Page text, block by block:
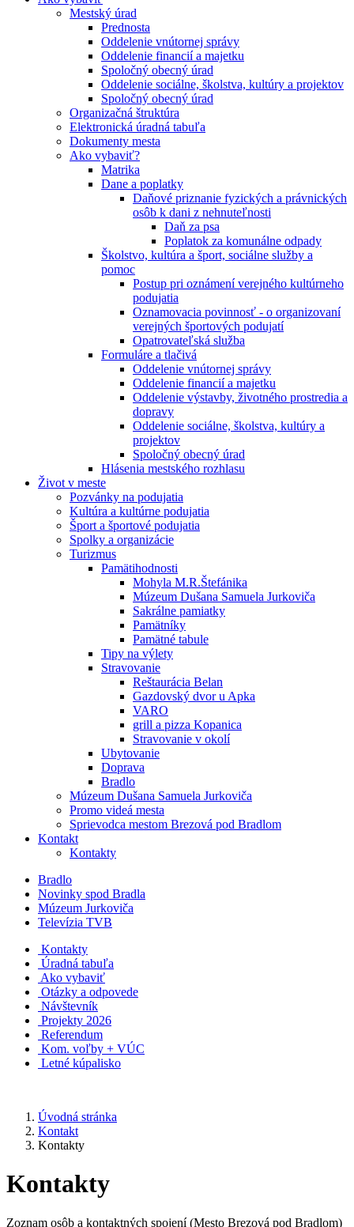
Mestský úrad
Prednosta
Oddelenie vnútornej správy
Oddelenie financií a majetku
Spoločný obecný úrad
Oddelenie sociálne, školstva, kultúry a projektov
Spoločný obecný úrad
Organizačná štruktúra
Elektronická úradná tabuľa
Dokumenty mesta
Ako vybaviť?
Matrika
Dane a poplatky
Daňové priznanie fyzických a právnických
osôb k dani z nehnuteľnosti
Daň za psa
Poplatok za komunálne odpady
Školstvo, kultúra a šport, sociálne služby a
pomoc
Postup pri oznámení verejného kultúrneho
podujatia
Oznamovacia povinnosť - o organizovaní
verejných športových podujatí
Opatrovateľská služba
Formuláre a tlačivá
Oddelenie vnútornej správy
Oddelenie financií a majetku
Oddelenie výstavby, životného prostredia a
dopravy
Oddelenie sociálne, školstva, kultúry a
projektov
Spoločný obecný úrad
Hlásenia mestského rozhlasu
Život v meste
Pozvánky na podujatia
Kultúra a kultúrne podujatia
Šport a športové podujatia
Spolky a organizácie
Turizmus
Pamätihodnosti
Mohyla M.R.Štefánika
Múzeum Dušana Samuela Jurkoviča
Sakrálne pamiatky
Pamätníky
Pamätné tabule
Tipy na výlety
Stravovanie
Reštaurácia Belan
Gazdovský dvor u Apka
VARO
grill a pizza Kopanica
Stravovanie v okolí
Ubytovanie
Doprava
Bradlo
Múzeum Dušana Samuela Jurkoviča
Promo videá mesta
Sprievodca mestom Brezová pod Bradlom
Kontakt
Kontakty
Bradlo
Novinky spod Bradla
Múzeum Jurkoviča
Televízia TVB
Kontakty
Úradná tabuľa
Ako vybaviť
Otázky a odpovede
Návštevník
Projekty 2026
Referendum
Kom. voľby + VÚC
Letné kúpalisko
Úvodná stránka
Kontakt
Kontakty
Kontakty
Zoznam osôb a kontaktných spojení (Mesto Brezová pod Bradlom)